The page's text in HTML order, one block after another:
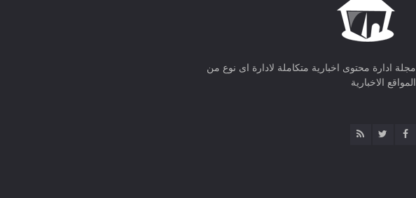
مجلة ادارة محتوى اخبارية متكاملة لادارة اى نوع من
المواقع الاخبارية